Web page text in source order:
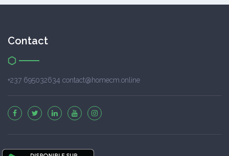
Contact
+237 695032634 contact@homecm.online